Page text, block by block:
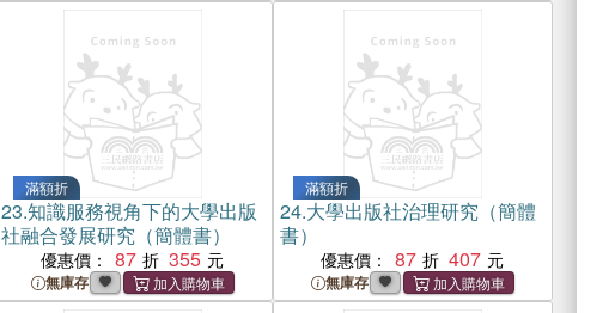
滿額折
23.知識服務視角下的大學出版
社融合發展研究（簡體書）
優惠價： 87 355
無庫存
滿額折
24.大學出版社治理研究（簡體
書）
優惠價： 87 407
無庫存